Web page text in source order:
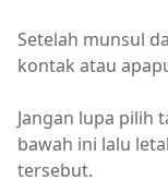
Setelah munsul
kontak atau
Jangan lupa pilih
bawah ini lalu
tersebut.